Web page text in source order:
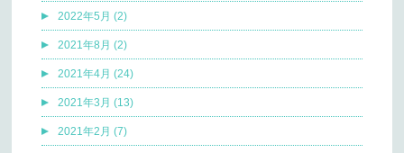
2022年5月 (2)
2021年8月 (2)
2021年4月 (24)
2021年3月 (13)
2021年2月 (7)